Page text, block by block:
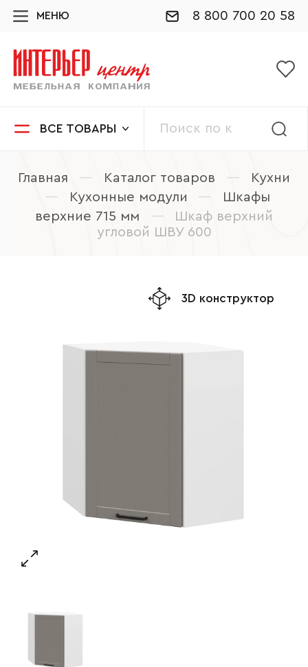
МЕНЮ 8 800 700 20 58
ВСЕ ТОВАРЫ
Главная — Каталог товаров —
Кухни
—
Кухонные модули —
Шкафы
верхние 715 мм
—
Шкаф верхний
угловой ШВУ 600
3D конструктор